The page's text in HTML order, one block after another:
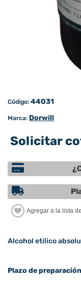
Código: 44031
Marca: Dorwill
Solicitar
Alcohol etílico
Plazo de